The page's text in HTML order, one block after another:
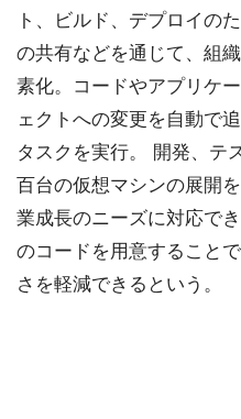
ト、ビルド、デプロイの
の共有などを通じて、組
素化。コードやアプリケ
ェクトへの変更を自動で
タスクを実行。 開発、テ
百台の仮想マシンの展開
業成長のニーズに対応で
のコードを用意すること
さを軽減できるという。